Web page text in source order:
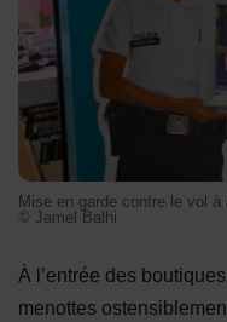
Mise en garde contre le vol à
© Jamel Balhi
À l’entrée des
menottes